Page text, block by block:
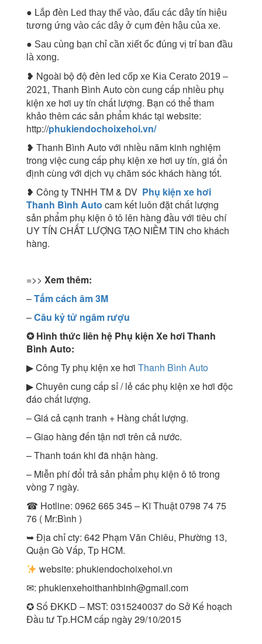
● Lắp đèn Led thay thế vào, đấu các dây tín hiệu
tương ứng vào các dây ở cụm đèn hậu của xe.
● Sau cùng bạn chỉ cần xiết ốc đúng vị trí ban đầu
là xong.
❥ Ngoài bộ độ đèn led cốp xe Kia Cerato 2019 –
2021, Thanh Bình Auto còn cung cấp nhiều phụ
kiện xe hơi uy tín chất lượng. Bạn có thể tham
khảo thêm các sản phẩm khác tại website:
http://phukiendochoixehoi.vn/
❥ Thanh Bình Auto với nhiều năm kinh nghiệm
trong việc cung cấp phụ kiện xe hơi uy tín, giá ổn
định cùng với dịch vụ chăm sóc khách hàng tốt.
❥ Công ty TNHH TM & DV Phụ kiện xe hơi
Thanh Bình Auto cam kết luôn đặt chất lượng
sản phẩm phụ kiện ô tô lên hàng đầu với tiêu chí
UY TÍN CHẤT LƯỢNG TẠO NIỀM TIN cho khách
hàng.
=>> Xem thêm:
–Tấm cách âm 3M
–Câu kỷ tử ngâm rượu
✪Hình thức liên hệ Phụ kiện Xe hơi Thanh
Bình Auto:
▶ Công Ty phụ kiện xe hơi Thanh Bình Auto
▶ Chuyên cung cấp sỉ / lẻ các phụ kiện xe hơi độc
đáo chất lượng.
– Giá cả cạnh tranh + Hàng chất lượng.
– Giao hàng đến tận nơi trên cả nước.
– Thanh toán khi đã nhận hàng.
– Miễn phí đổi trả sản phẩm phụ kiện ô tô trong
vòng 7 ngày.
☎ Hotline: 0962 665 345 – Kĩ Thuật 0798 74 75
76 ( Mr:Bình )
➥ Địa chỉ cty: 642 Phạm Văn Chiêu, Phường 13,
Quận Gò Vấp, Tp HCM.
website: phukiendochoixehoi.vn
✉: phukienxehoithanhbinh@gmail.com
✪ Số ĐKKD – MST: 0315240037 do Sở Kế hoạch
Đầu tư Tp.HCM cấp ngày 29/10/2015